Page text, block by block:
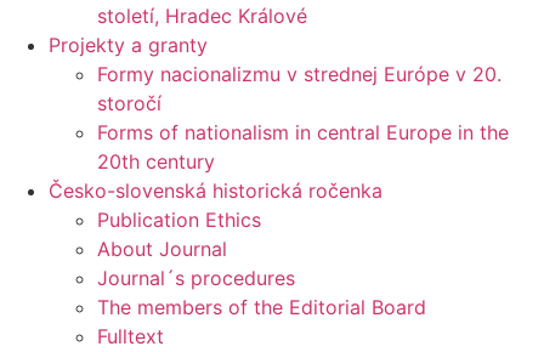
století, Hradec Králové
Projekty a granty
Formy nacionalizmu v strednej Európe v 20.
storočí
Forms of nationalism in central Europe in the
20th century
Česko-slovenská historická ročenka
Publication Ethics
About Journal
Journal´s procedures
The members of the Editorial Board
Fulltext